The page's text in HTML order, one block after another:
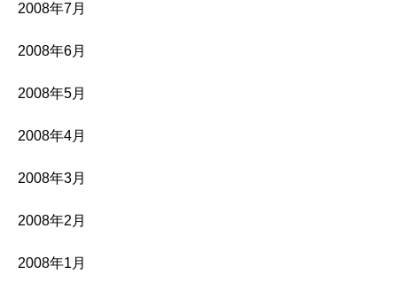
2008年7月
2008年6月
2008年5月
2008年4月
2008年3月
2008年2月
2008年1月